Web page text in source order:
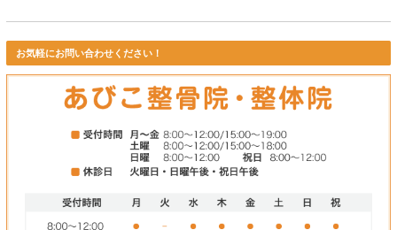
➀柔軟性を高め、関節の可動域が広がり動きがスムーズになり
②カラダの軸がブレにくくなりボディバランスの向上につなが
バランス感覚が高まり、不安定な姿勢でもプレイ出来るよう
たくさんの筋肉を同時に働く事で連動性が高まり、力強くス
逆に間違った体幹トレーニングを続けていくと、効果を感じられ
り、ケガを引き起こすリスクが高まります。
今までのトレーニングにプラスするだけ